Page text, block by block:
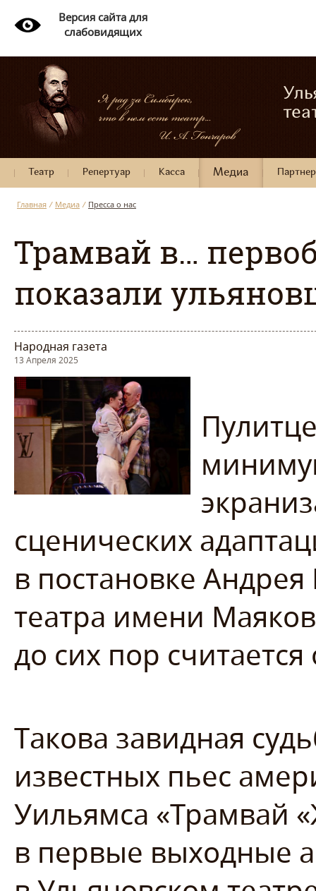
Версия сайта для
слабовидящих
Театр Репертуар Касса Медиа
Главная / Медиа / Пресса о нас
Трамвай в…
показали
Народная газета
13 Апреля 2025
сценических
в постановке
театра имени
до сих пор
Такова завидная
известных пьес
Уильямса «Трамвай
в первые выходные